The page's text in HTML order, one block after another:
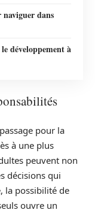
naviguer dans
développement à
pour la
à une plus
peuvent non
décisions qui
la possibilité de
ouvre un